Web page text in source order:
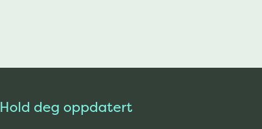
Hold deg oppdatert